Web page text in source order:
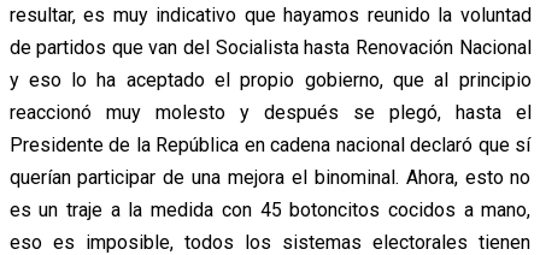
resultar, es muy indicativo que hayamos reunido la voluntad
de partidos que van del Socialista hasta Renovación Nacional
y eso lo ha aceptado el propio gobierno, que al principio
reaccionó muy molesto y después se plegó, hasta el
Presidente de la República en cadena nacional declaró que sí
querían participar de una mejora el binominal. Ahora, esto no
es un traje a la medida con 45 botoncitos cocidos a mano,
eso es imposible, todos los sistemas electorales tienen